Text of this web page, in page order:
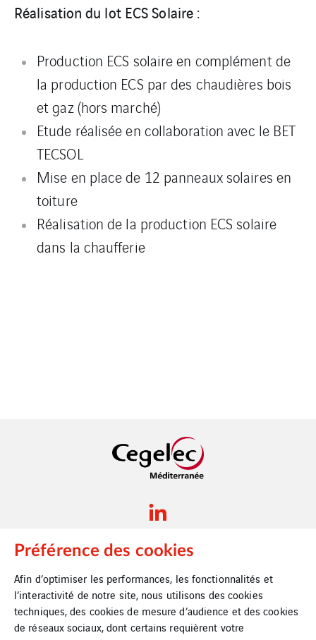
Réalisation du lot ECS Solaire :
Production ECS solaire en complément de
la production ECS par des chaudières bois
et gaz (hors marché)
Etude réalisée en collaboration avec le BET
TECSOL
Mise en place de 12 panneaux solaires en
toiture
Réalisation de la production ECS solaire
dans la chaufferie
Plan du site
Mentions Légales
Préférence des cookies
Afin d’optimiser les performances, les fonctionnalités et
l’interactivité de notre site, nous utilisons des cookies
techniques, des cookies de mesure d’audience et des cookies
de réseaux sociaux, dont certains requièrent votre